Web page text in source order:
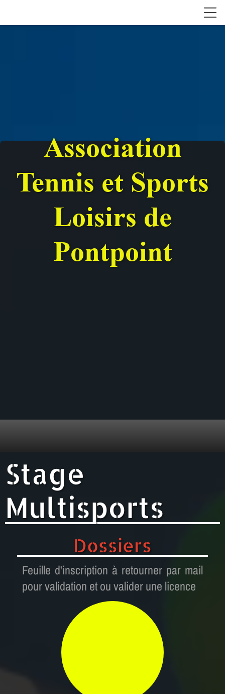
Association
Tennis et Sports
Loisirs de
Pontpoint
Stage
Multisports
Dossiers
Feuille d'inscription à retourner par mail
pour validation et ou valider une licence